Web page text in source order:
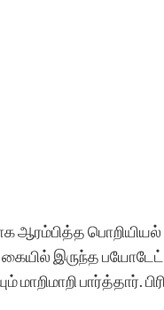
ஆரம்பித்த
இருந்த
பார்த்தார்.